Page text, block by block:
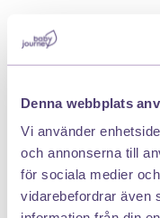
Denna webbplats
Vi använder
och annonserna till
för sociala medier
vidarebefordrar även
Om moderkakan
sparkarna och göra
Bebisens position
Om bebisen
mot magen känns